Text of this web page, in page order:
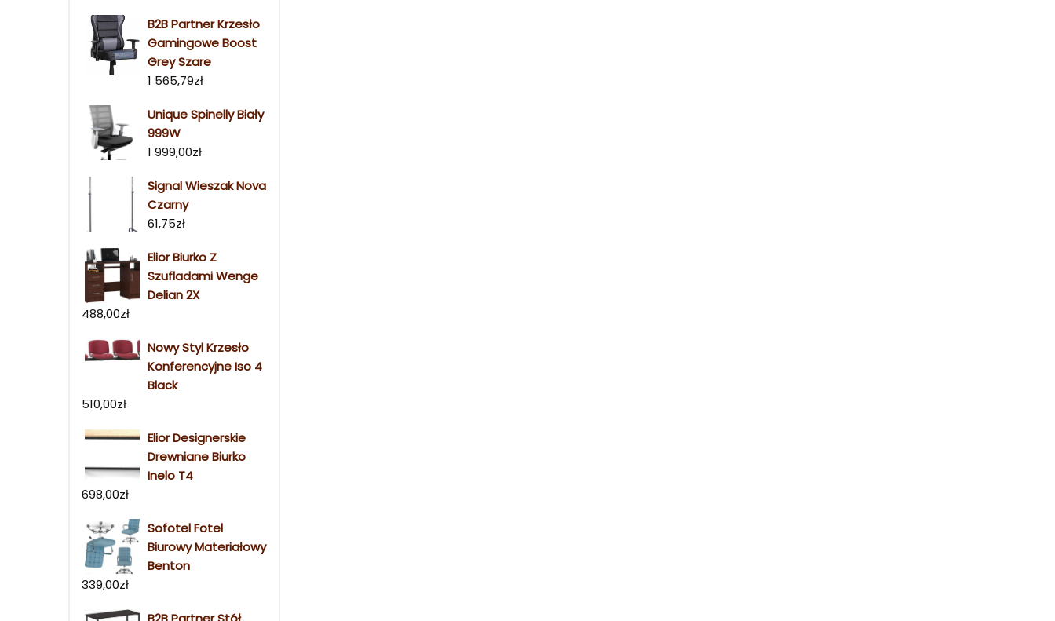
B2B Partner Krzesło
Gamingowe Boost
Grey Szare
1 565,79zł
Unique Spinelly Biały
999W
1 999,00zł
Signal Wieszak Nova
Czarny
61,75zł
Elior Biurko Z
Szufladami Wenge
Delian 2X
488,00zł
Nowy Styl Krzesło
Konferencyjne Iso 4
Black
510,00zł
Elior Designerskie
Drewniane Biurko
Inelo T4
698,00zł
Sofotel Fotel
Biurowy Materiałowy
Benton
339,00zł